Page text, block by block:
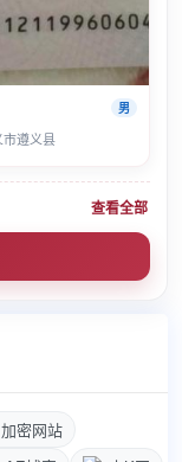
男
遵义县
查看全部
加密网站